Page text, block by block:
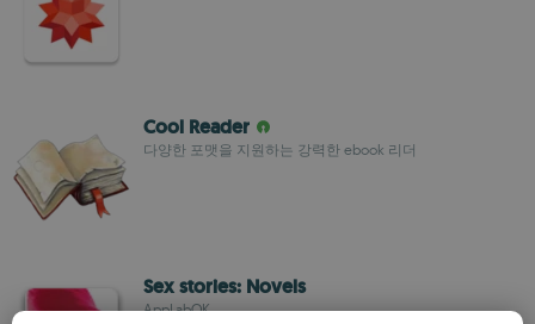
Cool Reader
다양한 포맷을 지원하는 강력한 ebook 리더
Sex stories: Novels
AppLabOK